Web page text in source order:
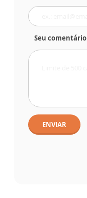
Seu comentário
ENVIAR